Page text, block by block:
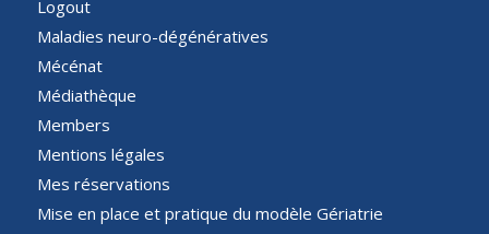
Logout
Maladies neuro-dégénératives
Mécénat
Médiathèque
Members
Mentions légales
Mes réservations
Mise en place et pratique du modèle Gériatrie